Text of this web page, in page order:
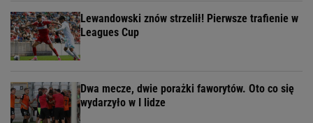
Lewandowski znów strzelił! Pierwsze trafienie w
Leagues Cup
Dwa mecze, dwie porażki faworytów. Oto co się
wydarzyło w I lidze